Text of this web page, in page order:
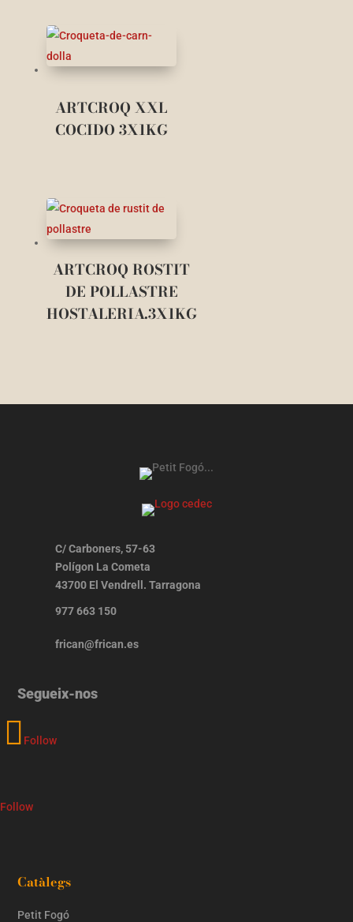
ARTCROQ XXL
COCIDO 3X1KG
ARTCROQ ROSTIT
DE POLLASTRE
HOSTALERIA.3X1KG
C/ Carboners, 57-63
Polígon La Cometa
43700 El Vendrell. Tarragona
977 663 150
frican@frican.es
Segueix-nos
Follow
Follow
Catàlegs
Petit Fogó